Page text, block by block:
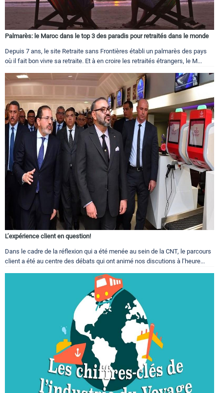
Palmarès: le Maroc dans le top 3 des paradis pour retraités dans le monde
Depuis 7 ans, le site Retraite sans Frontières établi un palmarès des pays
où il fait bon vivre sa retraite. Et à en croire les retraités étrangers, le M...
L’expérience client en question!
Dans le cadre de la réflexion qui a été menée au sein de la CNT, le parcours
client a été au centre des débats qui ont animé nos discutions à l’heure...